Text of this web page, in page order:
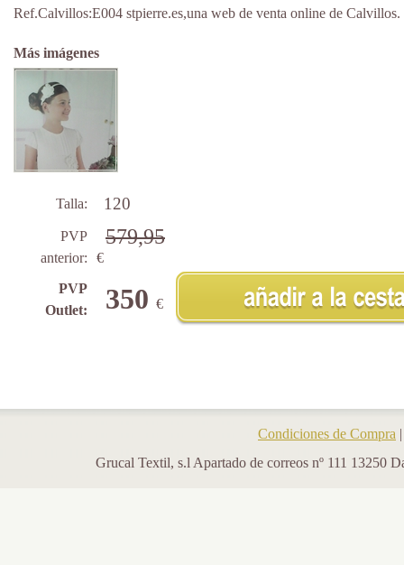
Ref.Calvillos:E004 stpierre.es,una web de venta online de Calvillos.
Más imágenes
Talla: 120
PVP
anterior:
579,95
€
PVP
Outlet:
350 €
Condiciones de Compra
Grucal Textil, s.l Apartado de correos nº 111 13250